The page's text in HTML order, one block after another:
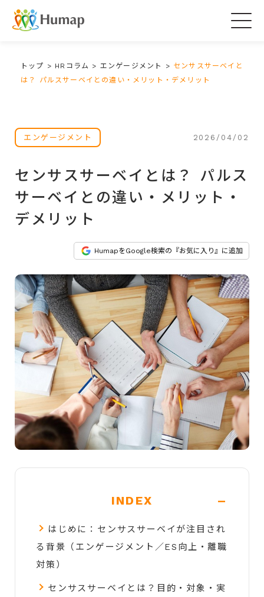
トップ > HRコラム > エンゲージメント > センサスサーベイと
は？ パルスサーベイとの違い・メリット・デメリット
エンゲージメント 2026/04/02
センサスサーベイとは？ パルス
サーベイとの違い・メリット・
デメリット
HumapをGoogle検索の『お気に入り』に追加
INDEX -
はじめに：センサスサーベイが注目され
る背景（エンゲージメント／ES向上・離職
対策）
センサスサーベイとは？目的・対象・実